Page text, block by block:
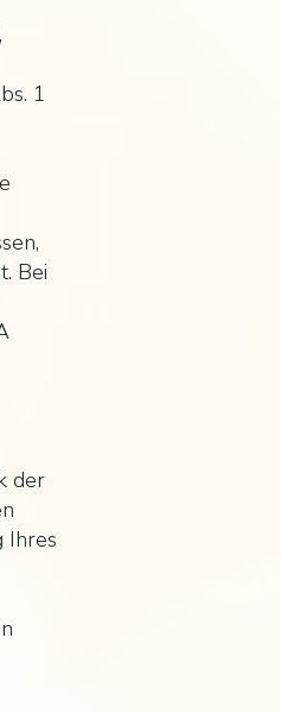
1
Bei
der
Ihres